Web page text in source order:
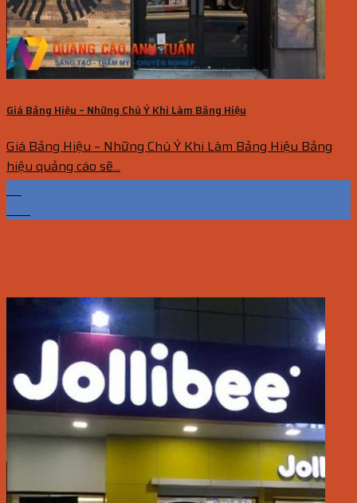
Giá Bảng Hiệu – Những Chú Ý Khi Làm Bảng Hiệu
Giá Bảng Hiệu – Những Chú Ý Khi Làm Bảng Hiệu Bảng
hiệu quảng cáo sẽ...
25
Th6